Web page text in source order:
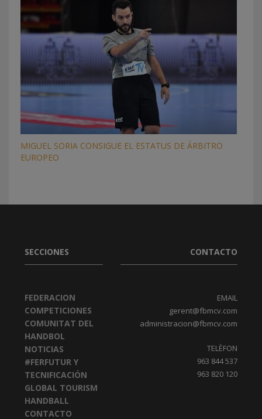
MIGUEL SORIA CONSIGUE EL ESTATUS DE ÁRBITRO
EUROPEO
SECCIONES
FEDERACION
COMPETICIONES
COMUNITAT DEL
HANDBOL
NOTICIAS
#FERFUTUR Y
TECNIFICACIÓN
GLOBAL TOURISM
HANDBALL
CONTACTO
CONTACTO
EMAIL
gerent@fbmcv.com
administracion@fbmcv.com
TELÈFON
963 844 537
963 820 120